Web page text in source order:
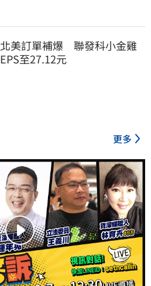
北美訂單補爆　聯發科小金雞
EPS至27.12元
更多